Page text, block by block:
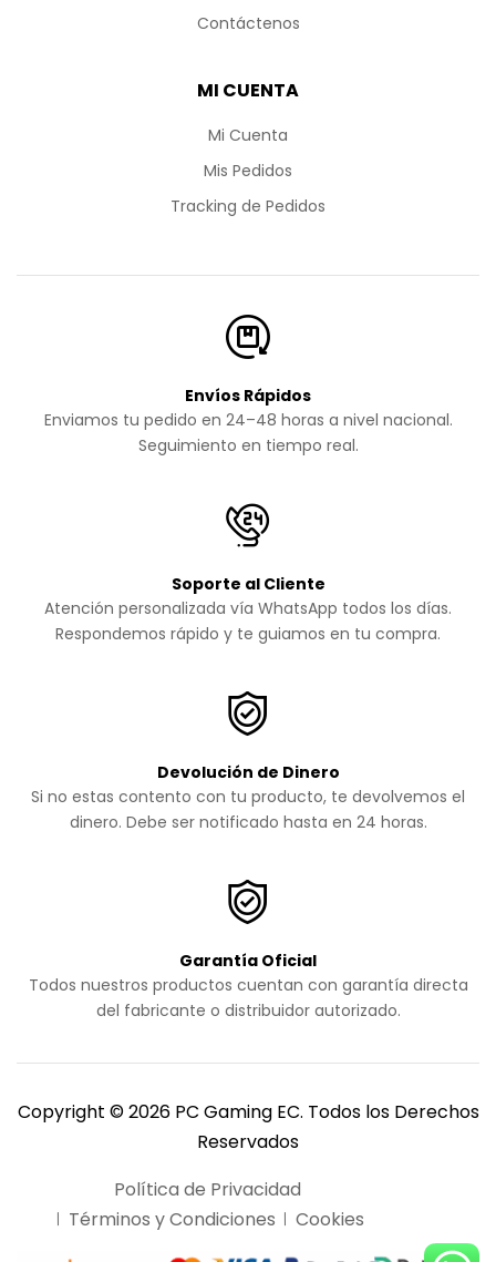
Contáctenos
MI CUENTA
Mi Cuenta
Mis Pedidos
Tracking de Pedidos
Envíos Rápidos
Enviamos tu pedido en 24–48 horas a nivel nacional.
Seguimiento en tiempo real.
Soporte al Cliente
Atención personalizada vía WhatsApp todos los días.
Respondemos rápido y te guiamos en tu compra.
Devolución de Dinero
Si no estas contento con tu producto, te devolvemos el
dinero. Debe ser notificado hasta en 24 horas.
Garantía Oficial
Todos nuestros productos cuentan con garantía directa
del fabricante o distribuidor autorizado.
Copyright © 2026 PC Gaming EC. Todos los Derechos
Reservados
Política de Privacidad
Términos y Condiciones
Cookies